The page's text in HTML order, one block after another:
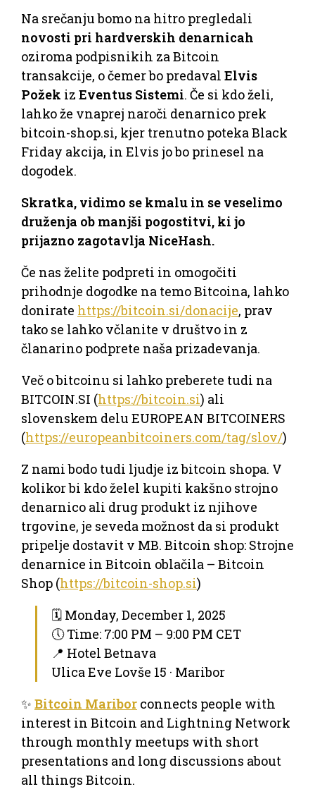
Na srečanju bomo na hitro pregledali
novosti pri hardverskih denarnicah
oziroma podpisnikih za Bitcoin
transakcije, o čemer bo predaval Elvis
Požek iz Eventus Sistemi. Če si kdo želi,
lahko že vnaprej naroči denarnico prek
bitcoin-shop.si, kjer trenutno poteka Black
Friday akcija, in Elvis jo bo prinesel na
dogodek.
Skratka, vidimo se kmalu in se veselimo
druženja ob manjši pogostitvi, ki jo
prijazno zagotavlja NiceHash.
Če nas želite podpreti in omogočiti
prihodnje dogodke na temo Bitcoina, lahko
donirate https://bitcoin.si/donacije, prav
tako se lahko včlanite v društvo in z
članarino podprete naša prizadevanja.
Več o bitcoinu si lahko preberete tudi na
BITCOIN.SI (https://bitcoin.si) ali
slovenskem delu EUROPEAN BITCOINERS
(https://europeanbitcoiners.com/tag/slov/)
Z nami bodo tudi ljudje iz bitcoin shopa. V
kolikor bi kdo želel kupiti kakšno strojno
denarnico ali drug produkt iz njihove
trgovine, je seveda možnost da si produkt
pripelje dostavit v MB. Bitcoin shop: Strojne
denarnice in Bitcoin oblačila – Bitcoin
Shop (https://bitcoin-shop.si)
🗓 Monday, December 1, 2025
🕔 Time: 7:00 PM – 9:00 PM CET
📍 Hotel Betnava
Ulica Eve Lovše 15 · Maribor
✨ Bitcoin Maribor connects people with
interest in Bitcoin and Lightning Network
through monthly meetups with short
presentations and long discussions about
all things Bitcoin.